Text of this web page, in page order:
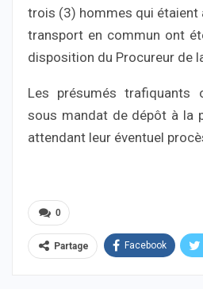
trois (3) hommes qui étaient
transport en commun ont
disposition du Procureur de
Les présumés trafiquants
sous mandat de dépôt à la
attendant leur éventuel
0
Partage Facebook